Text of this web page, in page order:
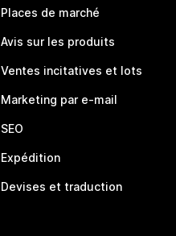
Places de marché
Avis sur les produits
Ventes incitatives et lots
Marketing par e-mail
SEO
Expédition
Devises et traduction